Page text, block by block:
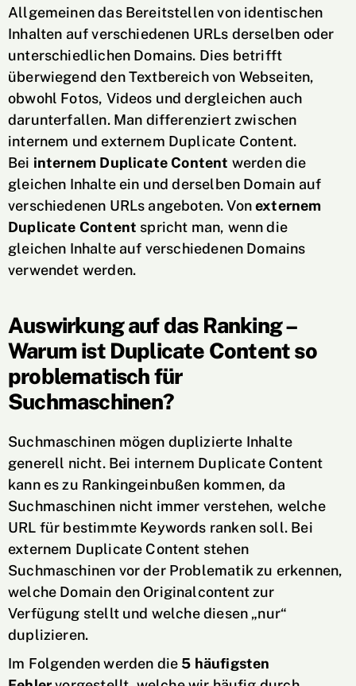
Allgemeinen das Bereitstellen von identischen
Inhalten auf verschiedenen URLs derselben oder
unterschiedlichen Domains. Dies betrifft
überwiegend den Textbereich von Webseiten,
obwohl Fotos, Videos und dergleichen auch
darunterfallen. Man differenziert zwischen
internem und externem Duplicate Content.
Bei internem Duplicate Content werden die
gleichen Inhalte ein und derselben Domain auf
verschiedenen URLs angeboten. Vonexternem
Duplicate Content spricht man, wenn die
gleichen Inhalte auf verschiedenen Domains
verwendet werden.
Auswirkung auf das Ranking –
Warum ist Duplicate Content so
problematisch für
Suchmaschinen?
Suchmaschinen mögen duplizierte Inhalte
generell nicht. Bei internem Duplicate Content
kann es zu Rankingeinbußen kommen, da
Suchmaschinen nicht immer verstehen, welche
URL für bestimmte Keywords ranken soll. Bei
externem Duplicate Content stehen
Suchmaschinen vor der Problematik zu erkennen,
welche Domain den Originalcontent zur
Verfügung stellt und welche diesen „nur“
duplizieren.
Im Folgenden werden die 5 häufigsten